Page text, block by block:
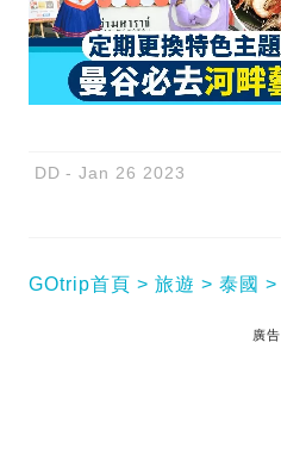
DD Jan 26 2023
GOtrip首頁 旅遊 泰國
廣告